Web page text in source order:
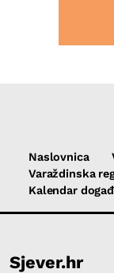
Naslovnica
Varaždinska
Kalendar
Sjever.hr